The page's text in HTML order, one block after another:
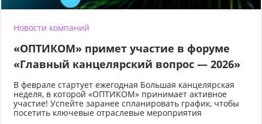
Новости компаний
«ОПТИКОМ» примет участие в форуме
«Главный канцелярский вопрос — 2026»
В феврале стартует ежегодная Большая канцелярская
неделя, в которой «ОПТИКОМ» принимает активное
участие! Успейте заранее спланировать график, чтобы
посетить ключевые отраслевые мероприятия